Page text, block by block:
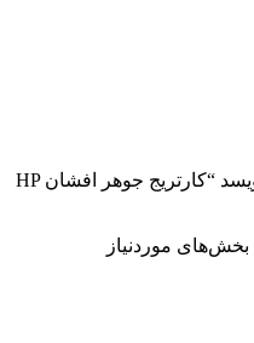
اولین کسی باشید که دیدگاهی می نویسد “کارتریج جوهر افشان HP
بخش‌های موردنیاز